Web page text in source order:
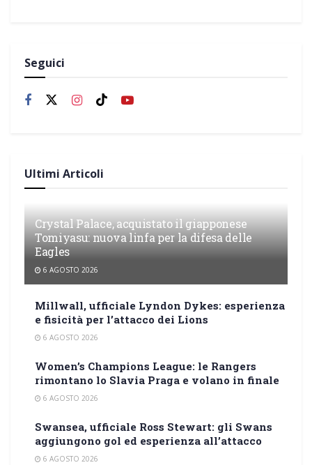
Seguici
Ultimi Articoli
Crystal Palace, acquistato il giapponese
Tomiyasu: nuova linfa per la difesa delle
Eagles
6 AGOSTO 2026
Millwall, ufficiale Lyndon Dykes: esperienza
e fisicità per l’attacco dei Lions
6 AGOSTO 2026
Women’s Champions League: le Rangers
rimontano lo Slavia Praga e volano in finale
6 AGOSTO 2026
Swansea, ufficiale Ross Stewart: gli Swans
aggiungono gol ed esperienza all’attacco
6 AGOSTO 2026